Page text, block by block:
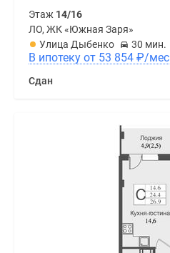
Этаж 14/16
ЛО, ЖК «Южная Заря»
Улица Дыбенко
30 мин.
В ипотеку от 53 854 ₽/мес
Сдан